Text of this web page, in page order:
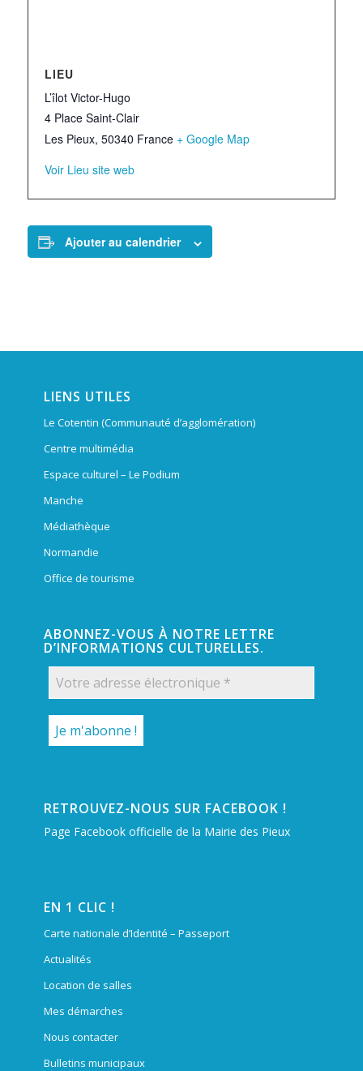
LIEU
L’îlot Victor-Hugo
4 Place Saint-Clair
Les Pieux, 50340 France + Google Map
Voir Lieu site web
Ajouter au calendrier
LIENS UTILES
Le Cotentin (Communauté d’agglomération)
Centre multimédia
Espace culturel – Le Podium
Manche
Médiathèque
Normandie
Office de tourisme
ABONNEZ-VOUS À NOTRE LETTRE
D’INFORMATIONS CULTURELLES.
RETROUVEZ-NOUS SUR FACEBOOK !
Page Facebook officielle de la Mairie des Pieux
EN 1 CLIC !
Carte nationale d’Identité – Passeport
Actualités
Location de salles
Mes démarches
Nous contacter
Bulletins municipaux